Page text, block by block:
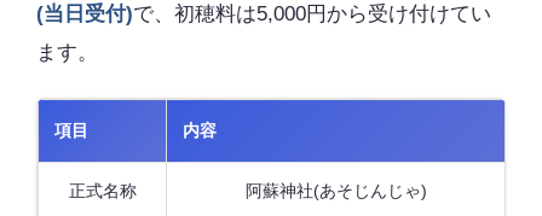
(当日受付)で、初穂料は5,000円から受け付けてい
ます。
項目 内容
正式名称 阿蘇神社(あそじんじゃ)